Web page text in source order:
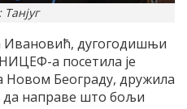
Ивановић, дугогодишњи
а посетила је
Новом Београду, дружила
да направе што бољи